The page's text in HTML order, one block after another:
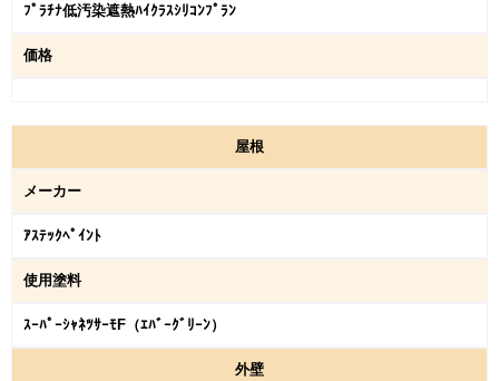
ﾌﾟﾗﾁﾅ低汚染遮熱ﾊｲｸﾗｽｼﾘｺﾝﾌﾟﾗﾝ
価格
屋根
メーカー
ｱｽﾃｯｸﾍﾟｲﾝﾄ
使用塗料
ｽｰﾊﾟｰｼｬﾈﾂｻｰﾓF（ｴﾊﾞｰｸﾞﾘｰﾝ）
外壁